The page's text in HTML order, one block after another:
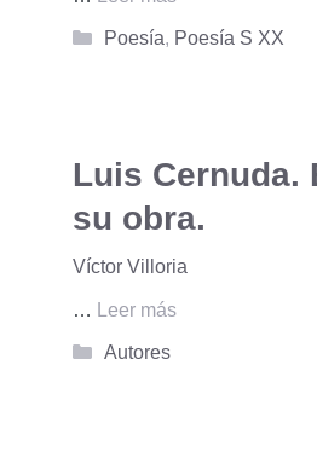
Categorías
Poesía, Poesía S XX
Luis Cernuda.
su obra.
Víctor Villoria
…
Leer más
Categorías
Autores